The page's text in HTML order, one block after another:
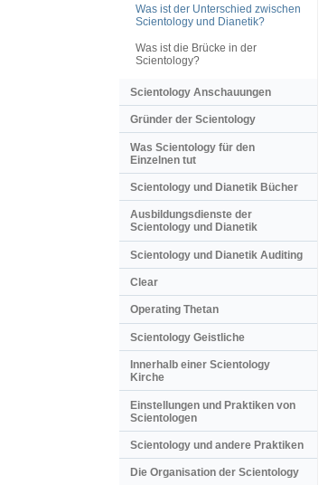
Was ist der Unterschied zwischen
Scientology und Dianetik?
Was ist die Brücke in der
Scientology?
Scientology Anschauungen
Gründer der Scientology
Was Scientology für den
Einzelnen tut
Scientology und Dianetik Bücher
Ausbildungsdienste der
Scientology und Dianetik
Scientology und Dianetik Auditing
Clear
Operating Thetan
Scientology Geistliche
Innerhalb einer Scientology
Kirche
Einstellungen und Praktiken von
Scientologen
Scientology und andere Praktiken
Die Organisation der Scientology